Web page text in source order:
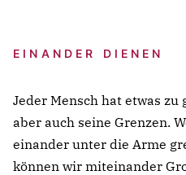
EINANDER DIENEN
Jeder Mensch hat etwas zu
aber auch seine Grenzen.
einander unter die Arme
können wir miteinander